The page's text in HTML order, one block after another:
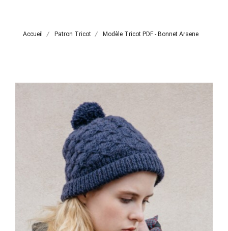
Accueil Patron Tricot Modèle Tricot PDF - Bonnet Arsene